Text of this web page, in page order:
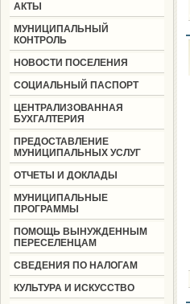
АКТЫ
МУНИЦИПАЛЬНЫЙ
КОНТРОЛЬ
НОВОСТИ ПОСЕЛЕНИЯ
СОЦИАЛЬНЫЙ ПАСПОРТ
ЦЕНТРАЛИЗОВАННАЯ
БУХГАЛТЕРИЯ
ПРЕДОСТАВЛЕНИЕ
МУНИЦИПАЛЬНЫХ УСЛУГ
ОТЧЕТЫ И ДОКЛАДЫ
МУНИЦИПАЛЬНЫЕ
ПРОГРАММЫ
ПОМОЩЬ ВЫНУЖДЕННЫМ
ПЕРЕСЕЛЕНЦАМ
СВЕДЕНИЯ ПО НАЛОГАМ
КУЛЬТУРА И ИСКУССТВО